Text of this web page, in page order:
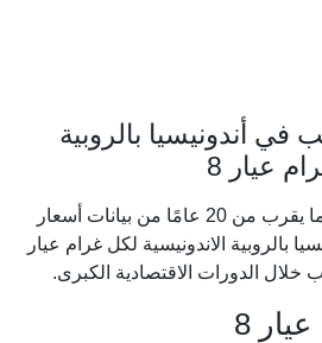
أندونيسيا بالروبية
عيار 8
يوضح المخطط التفاعلي ما يقرب من 20 عامًا من بيانات أسعار
بالروبية الاندونيسية لكل غرام عيار